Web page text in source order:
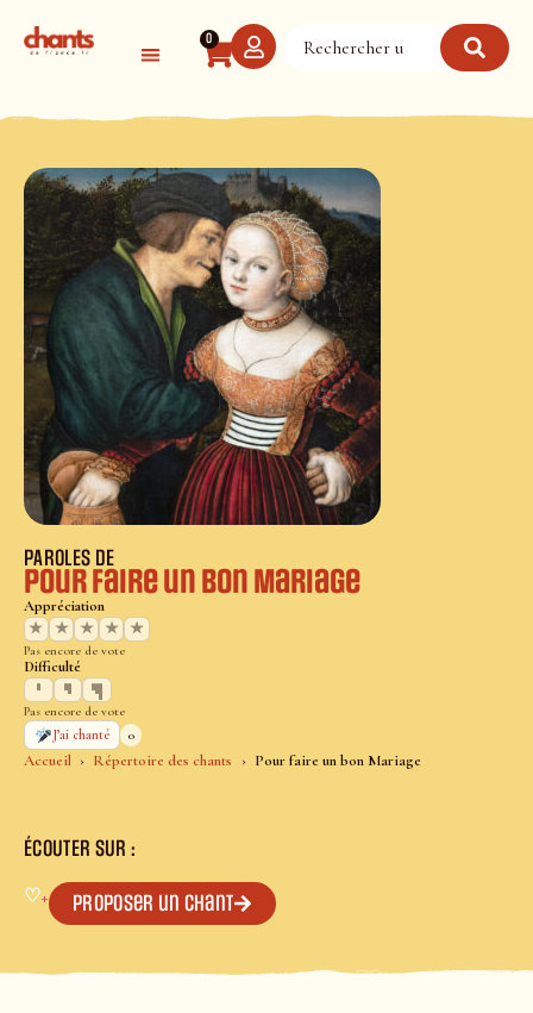
0
Accueil Répertoire des chants Pour faire un bon Mariage
PAROLES DE
Pour faire un bon Mariage
Appréciation
★
★ ★ ★ ★
Pas encore de vote
Difficulté
Pas encore de vote
J’ai chanté
0
ÉCOUTER SUR :
♡+ Proposer un chant